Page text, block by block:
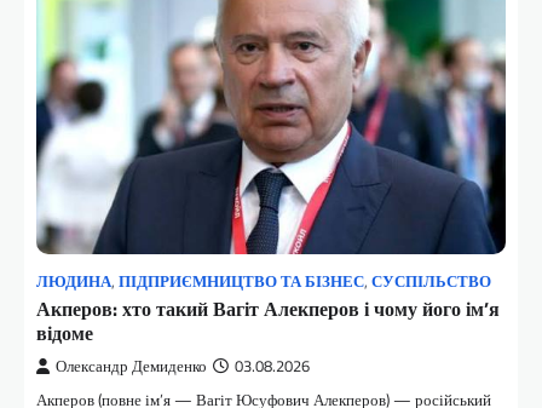
ЛЮДИНА, ПІДПРИЄМНИЦТВО ТА БІЗНЕС, СУСПІЛЬСТВО
Акперов: хто такий Вагіт Алекперов і чому його ім’я
відоме
Олександр Демиденко 03.08.2026
Акперов (повне ім’я — Вагіт Юсуфович Алекперов) — російський